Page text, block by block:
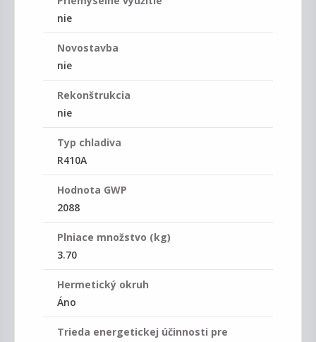
nie
Novostavba
nie
Rekonštrukcia
nie
Typ chladiva
R410A
Hodnota GWP
2088
Plniace množstvo (kg)
3.70
Hermetický okruh
Áno
Trieda energetickej účinnosti pre